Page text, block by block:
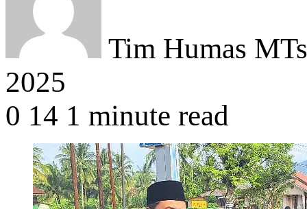
Tim Humas
2025
0 14 1 minute read